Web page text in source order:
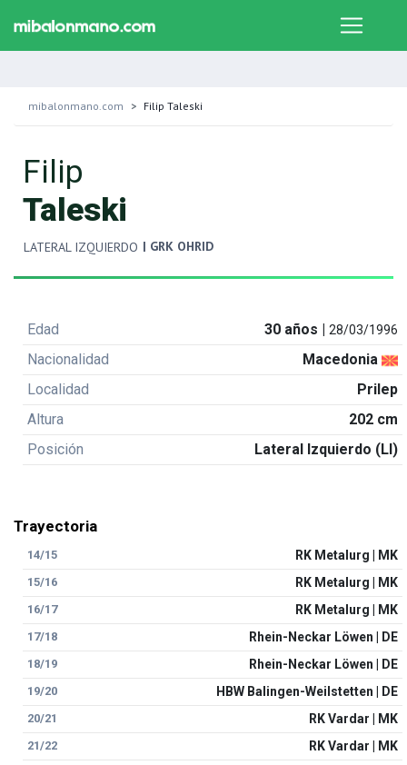
mibalonmano.com Filip Taleski
Filip
Taleski
LATERAL IZQUIERDO | GRK OHRID
Edad 30 años |28/03/1996
Nacionalidad
Macedonia
Localidad
Prilep
Altura
202 cm
Posición
Lateral Izquierdo (LI)
Trayectoria
14/15 RK Metalurg | MK
15/16 RK Metalurg | MK
16/17 RK Metalurg | MK
17/18 Rhein-Neckar Löwen | DE
18/19 Rhein-Neckar Löwen | DE
19/20 HBW Balingen-Weilstetten | DE
20/21 RK Vardar | MK
21/22 RK Vardar | MK